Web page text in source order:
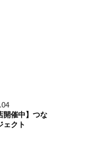
開催中】つな
ェクト